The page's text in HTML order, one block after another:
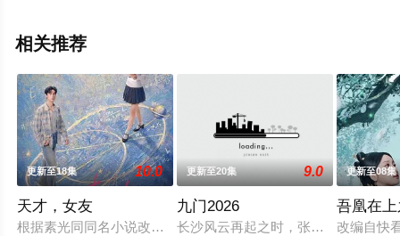
相关推荐
更新至18集 10.0
天才，女友
根据素光同同名小说改编。江逾白长大以后，林知夏忽然对他
更新至20集 9.0
九门2026
长沙风云再起之时，张启山（陈伟霆
更新至08集
吾凰在
改编自快